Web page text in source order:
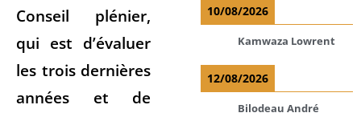
Conseil plénier,
qui est d’évaluer
les trois dernières
années et de
10/08/2026
Kamwaza Lowrent
12/08/2026
Bilodeau André